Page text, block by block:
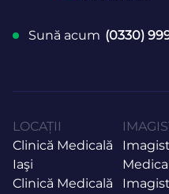
Sună acum (0330)
LOCAȚII
Clinică Medicală
Iaşi
Clinică Medicală